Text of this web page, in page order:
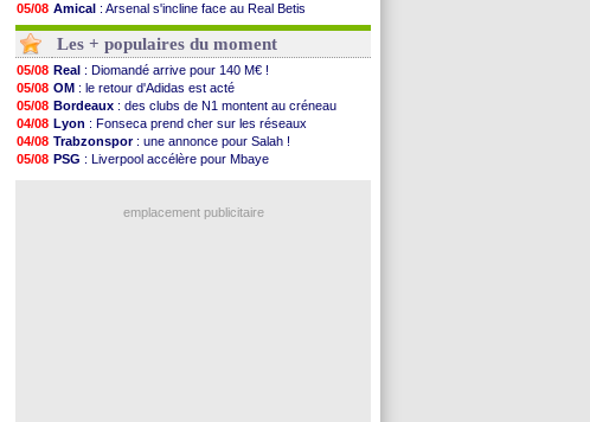
05/08 Amical : Arsenal s'incline face au Real Betis
05/08 Amical: lourde défaite pour le PSG
05/08
Man City: Maresca flou pour Reijnders
05/08 LdC: Fenerbahçe prend une belle option
05/08 Al-Diriyah: Mbemba arrive libre (officiel)
05/08 Atletico: le plan d'Alvarez à son retour
05/08 Amical: premier succès pour Brest
05/08 VIDEO: le joli but de Greenwood avec le Fener !
05/08 CdM 2030: une promesse d'Infantino au Maroc ...
05/08 PSG : la compo pour le premier match amical
: l'OM domine Al-Shahaniya
Les + populaires du moment
05/08 Real : Diomandé arrive pour 140 M€ !
05/08 OM : le retour d'Adidas est acté
05/08 Bordeaux : des clubs de N1 montent au créneau
04/08 Lyon : Fonseca prend cher sur les réseaux
04/08 Trabzonspor : une annonce pour Salah !
05/08 PSG : Liverpool accélère pour Mbaye
emplacement publicitaire